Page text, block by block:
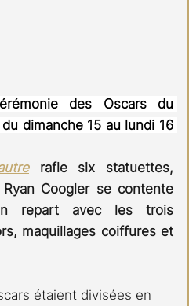
des Oscars du
dimanche 15 au lundi 16
rafle six statuettes,
Coogler se contente
repart avec les trois
maquillages coiffures et
étaient divisées en